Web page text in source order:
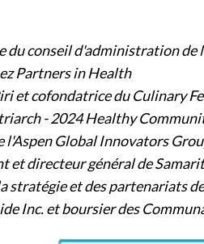
du conseil d'administration de
Partners in Health
et cofondatrice du Culinary
- 2024 Healthy
l'Aspen Global Innovators
et directeur général de
stratégie et des partenariats
Inc. et boursier des